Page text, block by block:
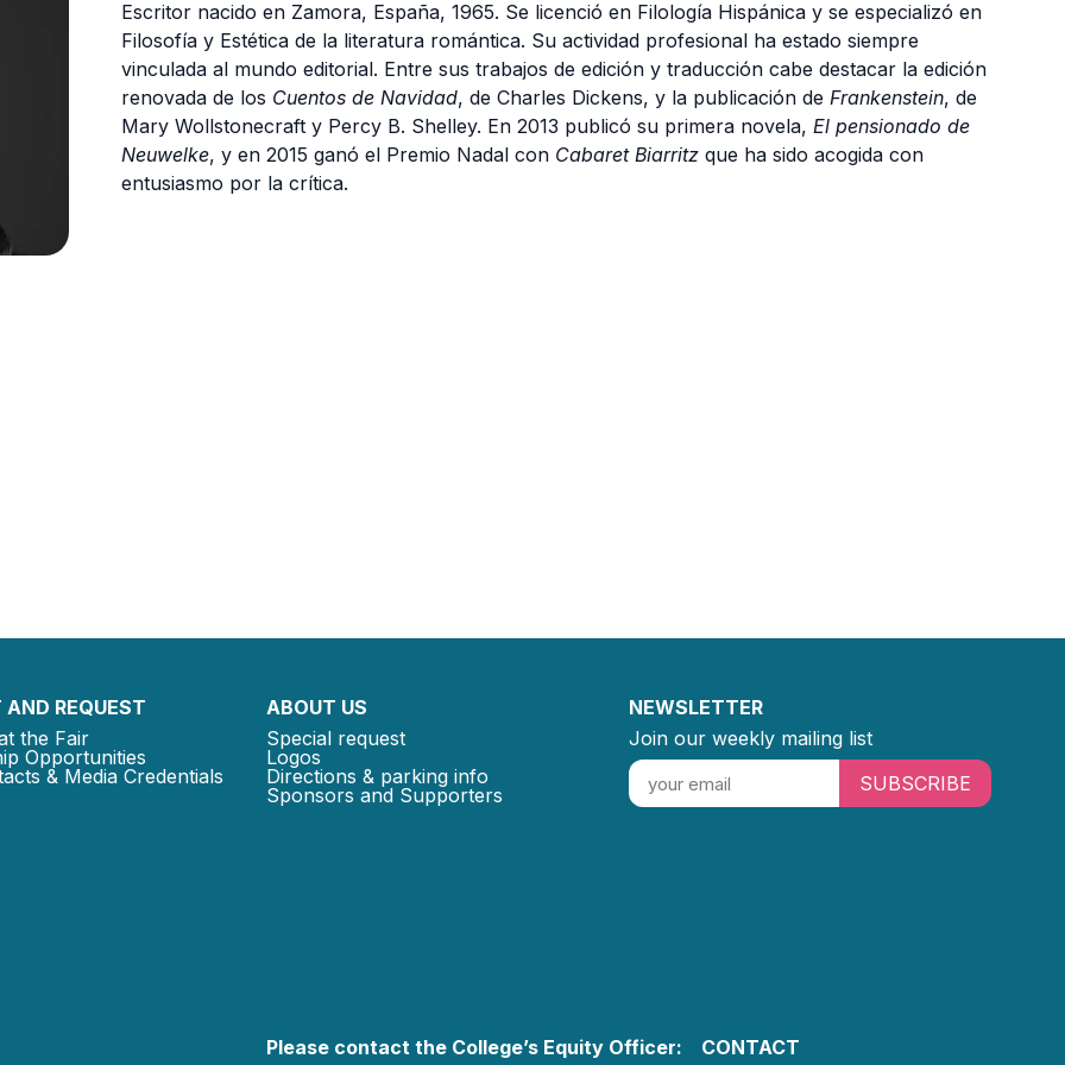
Escritor nacido en Zamora, España, 1965. Se licenció en Filología Hispánica y se especializó en
Filosofía y Estética de la literatura romántica. Su actividad profesional ha estado siempre
vinculada al mundo editorial. Entre sus trabajos de edición y traducción cabe destacar la edición
renovada de los Cuentos de Navidad, de Charles Dickens, y la publicación de Frankenstein, de
Mary Wollstonecraft y Percy B. Shelley. En 2013 publicó su primera novela, El pensionado de
Neuwelke, y en 2015 ganó el Premio Nadal con Cabaret Biarritz que ha sido acogida con
entusiasmo por la crítica.
REQUEST
the Fair
Opportunities
& Media Credentials
ABOUT US
Special request
Logos
Directions & parking info
Sponsors and Supporters
NEWSLETTER
Join our weekly mailing list
SUBSCRIBE
Please contact the College’s Equity Officer: CONTACT